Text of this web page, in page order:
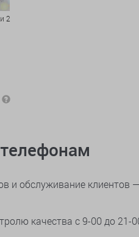
2
и обслуживание клиентов
качества с 9-00 до 21-